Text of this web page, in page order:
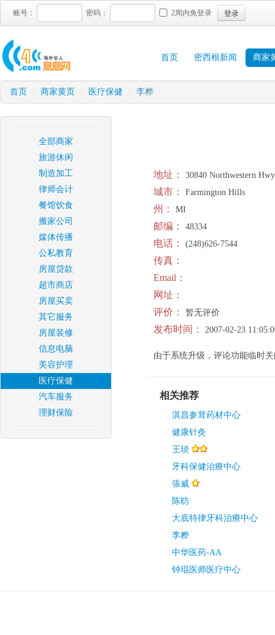
账号： 密码： 2周内免登录 登录
首页 密西根新闻 商家
首页 / 商家黄页 / 医疗保健 / 李桦
全部商家
旅游休闲
制造加工
律师会计
餐馆饮食
搬家公司
媒体传播
公私教育
房屋贷款
超市商店
房屋买卖
其它服务
房屋装修
信息电脑
美容护理
医疗保健
汽车服务
理财保险
地址： 30840 Northwestern Hwy
城市： Farmington Hills
州： MI
邮编： 48334
电话： (248)626-7544
传真：
Email：
网址：
评价：
暂无评价
发布时间： 2007-02-23
由于系统升级，评论功能临时
相关推荐
淇昌参茸药材中心
健康针灸
王琰
牙科保健治療中心
張威
陈昉
大底特律牙科治療中心
李桦
中华医药-AA
钟琨医师医疗中心